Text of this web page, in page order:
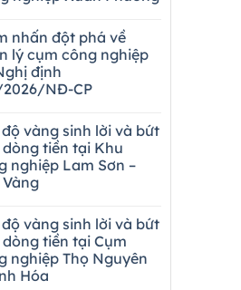
nhấn đột phá về
lý cụm công nghiệp
định
NĐ-CP
vàng sinh lời và bứt
dòng tiền tại Khu
nghiệp Lam Sơn –
Vàng
vàng sinh lời và bứt
tiền tại Cụm
nghiệp Thọ Nguyên
Hóa